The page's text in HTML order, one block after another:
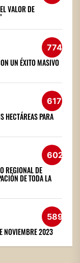
VALOR DE
774
UN ÉXITO MASIVO
617
HECTÁREAS PARA
602
REGIONAL DE
DE TODA LA
589
NOVIEMBRE 2023